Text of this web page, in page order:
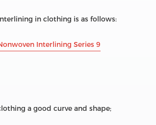
in clothing is as follows:
Interlining Series 9
a good curve and shape;